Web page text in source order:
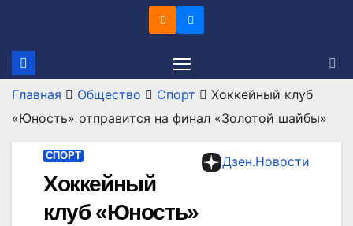
содержимому
Главная Общество Спорт
Хоккейный клуб
«Юность» отправится на финал «Золотой шайбы»
Дзен.Новости
СПОРТ
Хоккейный
клуб «Юность»